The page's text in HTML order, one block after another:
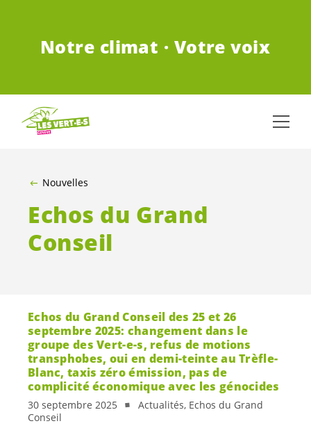
Notre climat · Votre voix
Nouvelles
Echos du Grand
Conseil
Echos du Grand Conseil des 25 et 26
septembre 2025: changement dans le
groupe desVert-e-s, refus de motions
transphobes, oui en demi-teinte au Trèfle-
Blanc, taxis zéro émission, pas de
complicité économique avec les génocides
30 septembre 2025
Actualités, Echos du Grand
Conseil